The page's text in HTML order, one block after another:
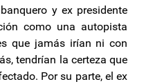
y ex presidente
como una autopista
que jamás irían ni con
tendrían la certeza que
Por su parte, el ex